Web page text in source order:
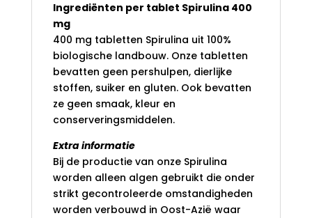
Ingrediënten per tablet Spirulina 400
mg
400 mg tabletten Spirulina uit 100%
biologische landbouw. Onze tabletten
bevatten geen pershulpen, dierlijke
stoffen, suiker en gluten. Ook bevatten
ze geen smaak, kleur en
conserveringsmiddelen.
Extra informatie
Bij de productie van onze Spirulina
worden alleen algen gebruikt die onder
strikt gecontroleerde omstandigheden
worden verbouwd in Oost-Azië waar